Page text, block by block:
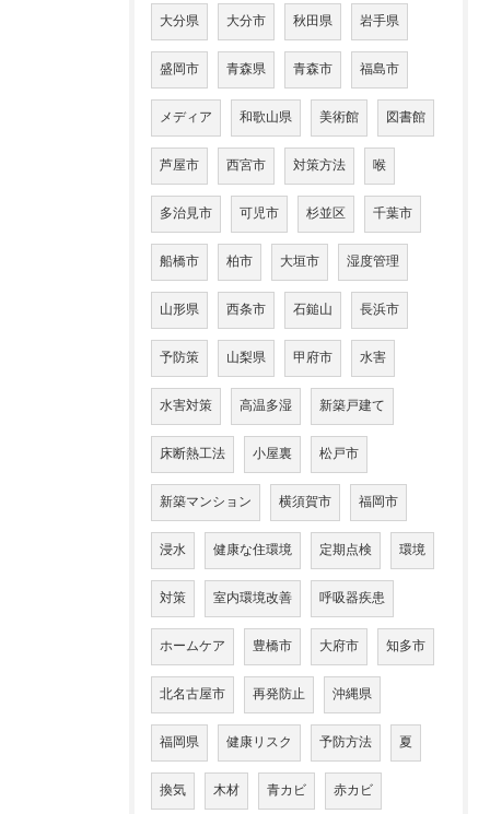
大分県 大分市 秋田県 岩手県
盛岡市 青森県 青森市 福島市
メディア 和歌山県 美術館 図書館
芦屋市 西宮市 対策方法 喉
多治見市 可児市 杉並区 千葉市
船橋市 柏市 大垣市 湿度管理
山形県 西条市 石鎚山 長浜市
予防策 山梨県 甲府市 水害
水害対策 高温多湿 新築戸建て
床断熱工法 小屋裏 松戸市
新築マンション 横須賀市 福岡市
浸水 健康な住環境 定期点検 環境
対策 室内環境改善 呼吸器疾患
ホームケア 豊橋市 大府市 知多市
北名古屋市 再発防止 沖縄県
福岡県 健康リスク 予防方法 夏
換気 木材 青カビ 赤カビ